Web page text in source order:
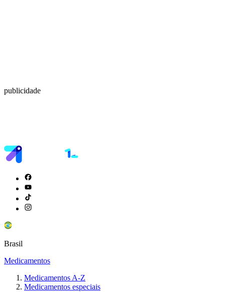
publicidade
Brasil
Medicamentos
Medicamentos A-Z
Medicamentos especiais